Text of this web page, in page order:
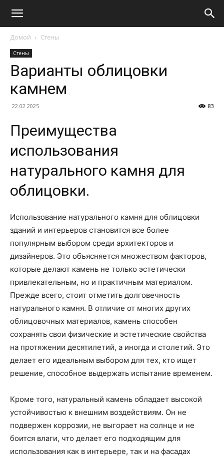
Домой Стены
Стены
Варианты облицовки
камнем
22.02.2025 83
Преимущества
использования
натурального камня для
облицовки.
Использование натурального камня для облицовки
зданий и интерьеров становится все более
популярным выбором среди архитекторов и
дизайнеров. Это объясняется множеством факторов,
которые делают камень не только эстетически
привлекательным, но и практичным материалом.
Прежде всего, стоит отметить долговечность
натурального камня. В отличие от многих других
облицовочных материалов, камень способен
сохранять свои физические и эстетические свойства
на протяжении десятилетий, а иногда и столетий. Это
делает его идеальным выбором для тех, кто ищет
решение, способное выдержать испытание временем.
Кроме того, натуральный камень обладает высокой
устойчивостью к внешним воздействиям. Он не
подвержен коррозии, не выгорает на солнце и не
боится влаги, что делает его подходящим для
использования как в интерьере, так и на фасадах